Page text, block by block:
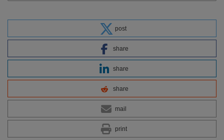
post
share
share
share
mail
print